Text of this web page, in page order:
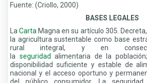
Fuente: (Criollo, 2000)
BASES LEGALES
LaCarta Magna en su artículo 305.
la agricultura sustentable como base
rural integral, y en
la seguridad alimentaria de la
disponibilidad suficiente y estable de
nacional y el acceso oportuno y
del público consumidor. La